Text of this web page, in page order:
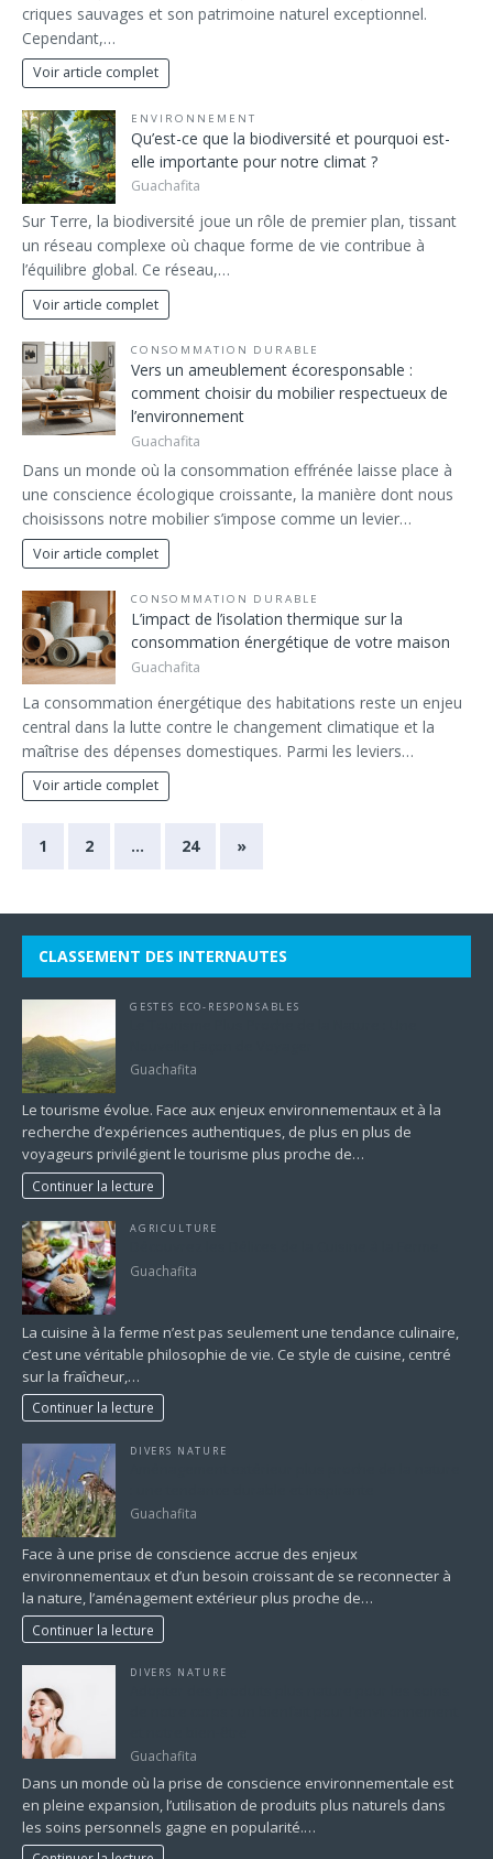
criques sauvages et son patrimoine naturel exceptionnel.
Cependant,…
Voir article complet
ENVIRONNEMENT
Qu’est-ce que la biodiversité et pourquoi est-
elle importante pour notre climat ?
Guachafita
Sur Terre, la biodiversité joue un rôle de premier plan, tissant
un réseau complexe où chaque forme de vie contribue à
l’équilibre global. Ce réseau,…
Voir article complet
CONSOMMATION DURABLE
Vers un ameublement écoresponsable :
comment choisir du mobilier respectueux de
l’environnement
Guachafita
Dans un monde où la consommation effrénée laisse place à
une conscience écologique croissante, la manière dont nous
choisissons notre mobilier s’impose comme un levier…
Voir article complet
CONSOMMATION DURABLE
L’impact de l’isolation thermique sur la
consommation énergétique de votre maison
Guachafita
La consommation énergétique des habitations reste un enjeu
central dans la lutte contre le changement climatique et la
maîtrise des dépenses domestiques. Parmi les leviers…
Voir article complet
1 2 … 24 »
CLASSEMENT DES INTERNAUTES
GESTES ECO-RESPONSABLES
Guachafita
Le tourisme évolue. Face aux enjeux environnementaux et à la
recherche d’expériences authentiques, de plus en plus de
voyageurs privilégient le tourisme plus proche de…
Continuer la lecture
AGRICULTURE
Guachafita
La cuisine à la ferme n’est pas seulement une tendance culinaire,
c’est une véritable philosophie de vie. Ce style de cuisine, centré
sur la fraîcheur,…
Continuer la lecture
DIVERS NATURE
Guachafita
Face à une prise de conscience accrue des enjeux
environnementaux et d’un besoin croissant de se reconnecter à
la nature, l’aménagement extérieur plus proche de…
Continuer la lecture
DIVERS NATURE
Guachafita
Dans un monde où la prise de conscience environnementale est
en pleine expansion, l’utilisation de produits plus naturels dans
les soins personnels gagne en popularité.…